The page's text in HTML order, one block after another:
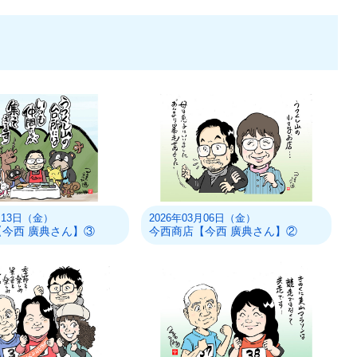
日（金）
今西 廣典さん】③
2026年03月06日（金）
今西商店【今西 廣典さん】②